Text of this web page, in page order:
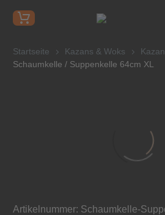
Startseite Kazans & Woks
Schaumkelle / Suppenkelle 64cm XL
Artikelnummer: Schaumkelle-